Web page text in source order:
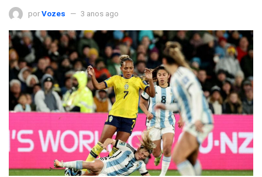
por Vozes 3 anos ago